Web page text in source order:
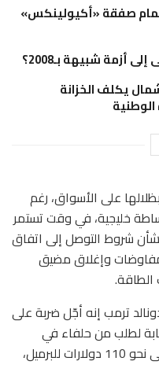
صفقة «أكيولينكس»
أزمة شبيهة بـ2008؟
يكلف الخزانة
الوطنية
على الأسواق، رغم
خليجية، في وقت تستمر
شروط التوصل إلى اتفاق
وإغلاق مضيق
ترمب إنه أجّل ضربة على
لطلب من حلفاء في
الخليج العربي. وانخفض خام “برنت” إلى نحو 110 دولارات للبرميل،